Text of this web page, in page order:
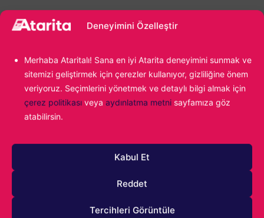
Deneyimini Özelleştir
Merhaba Ataritalı! Sana en iyi Atarita deneyimini sunmak ve
sitemizi geliştirmek için çerezler kullanıyor, gizliliğine önem
veriyoruz. Seçimlerini yönetmek ve detaylı bilgi almak için
çerez politikası veya aydınlatma metni sayfamıza göz
atabilirsin.
Kabul Et
Reddet
Tercihleri Görüntüle
1 Yorum